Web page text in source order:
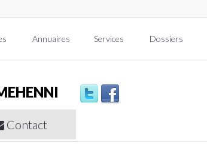
Annuaires Services Dossiers
Contact